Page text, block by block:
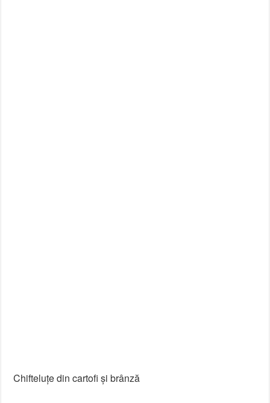
Chifteluțe din cartofi și brânză